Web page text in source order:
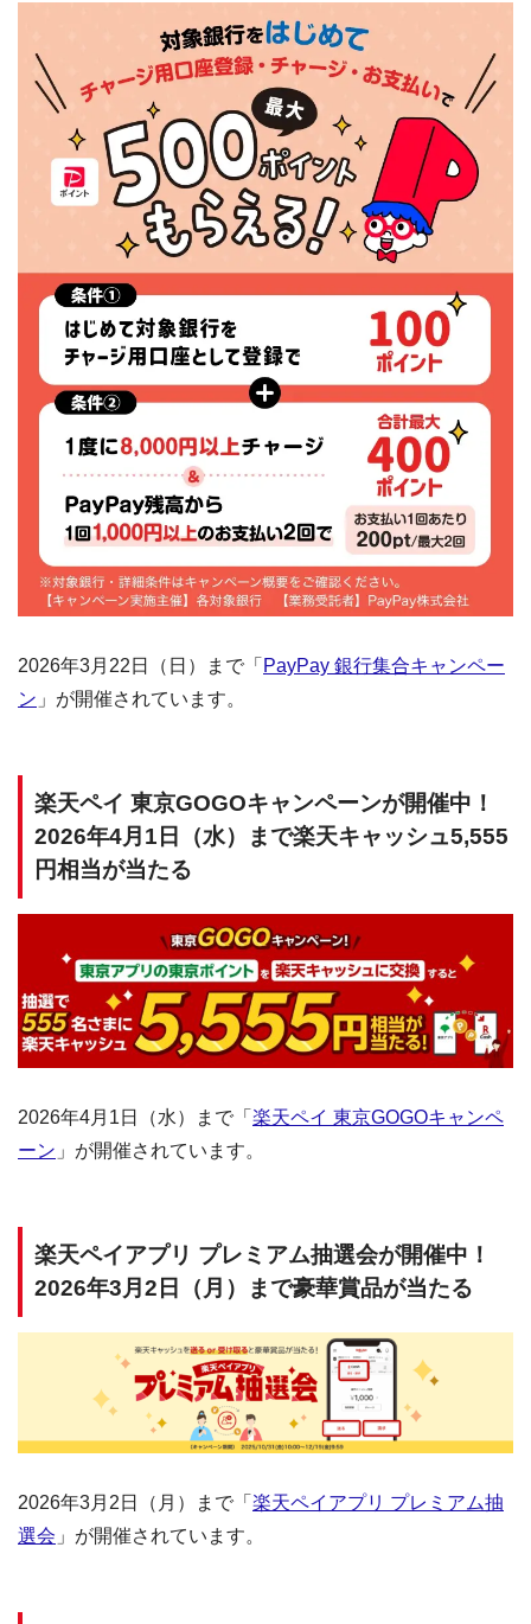
2026年3月22日（日）まで「 PayPay 銀行集合キャンペー
ン 」が開催されています。
楽天ペイ 東京GOGOキャンペーンが開催中！
2026年4月1日（水）まで楽天キャッシュ5,555
円相当が当たる
2026年4月1日（水）まで「 楽天ペイ 東京GOGOキャンペ
ーン 」が開催されています。
楽天ペイアプリ プレミアム抽選会が開催中！
2026年3月2日（月）まで豪華賞品が当たる
2026年3月2日（月）まで「 楽天ペイアプリ プレミアム抽
選会 」が開催されています。